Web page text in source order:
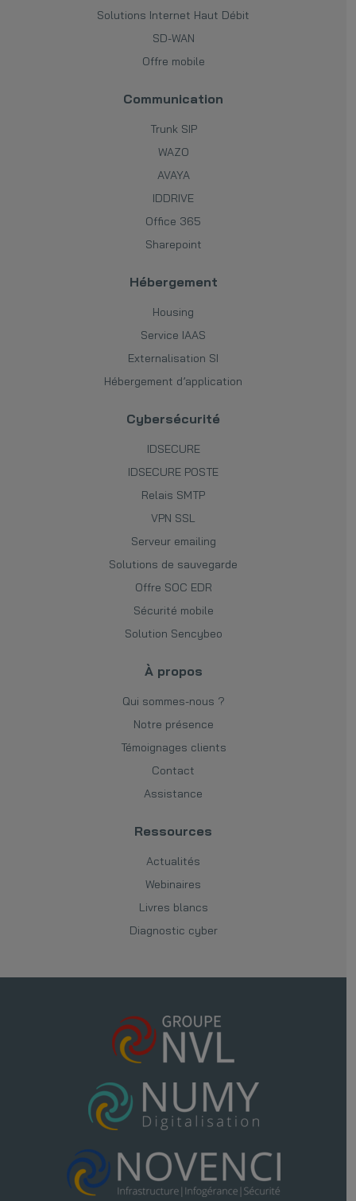
Solutions Internet Haut Débit
SD-WAN
Offre mobile
Communication
Trunk SIP
WAZO
AVAYA
IDDRIVE
Office 365
Sharepoint
Hébergement
Housing
Service IAAS
Externalisation SI
Hébergement d’application
Cybersécurité
IDSECURE
IDSECURE POSTE
Relais SMTP
VPN SSL
Serveur emailing
Solutions de sauvegarde
Offre SOC EDR
Sécurité mobile
Solution Sencybeo
À propos
Qui sommes-nous ?
Notre présence
Témoignages clients
Contact
Assistance
Ressources
Actualités
Webinaires
Livres blancs
Diagnostic cyber